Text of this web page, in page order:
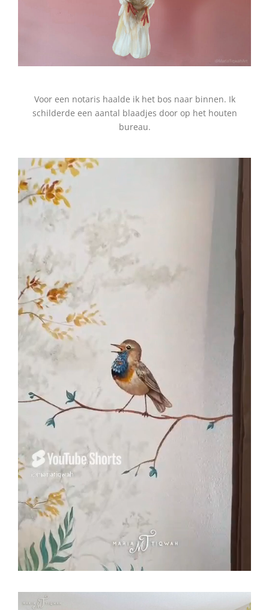
Voor een notaris haalde ik het bos naar binnen. Ik
schilderde een aantal blaadjes door op het houten
bureau.